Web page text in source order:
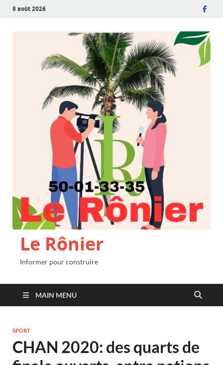
8 août 2026
Le Rônier
Informer pour construire
MAIN MENU
SPORT
CHAN 2020: des quarts de